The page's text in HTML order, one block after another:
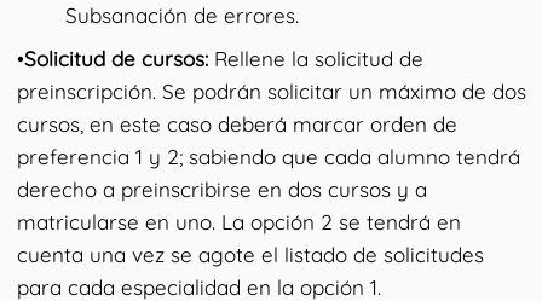
Subsanación de errores.
•Solicitud de cursos:Rellene la solicitud de
preinscripción. Se podrán solicitar un máximo de dos
cursos, en este caso deberá marcar orden de
preferencia 1 y 2; sabiendo que cada alumno tendrá
derecho a preinscribirse en dos cursos y a
matricularse en uno. La opción 2 se tendrá en
cuenta una vez se agote el listado de solicitudes
para cada especialidad en la opción 1.